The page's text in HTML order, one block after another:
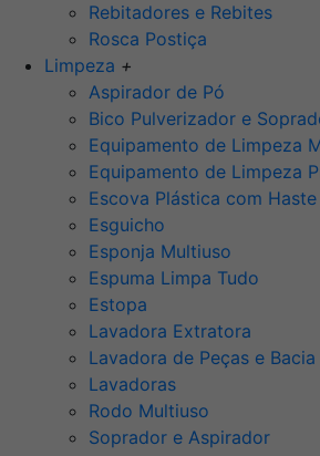
Rebitadores e Rebites
Rosca Postiça
Limpeza +
Aspirador de Pó
Bico Pulverizador e
Equipamento de Limpeza
Equipamento de Limpeza
Escova Plástica com Haste
Esguicho
Esponja Multiuso
Espuma Limpa Tudo
Estopa
Lavadora Extratora
Lavadora de Peças e Bacia
Lavadoras
Rodo Multiuso
Soprador e Aspirador